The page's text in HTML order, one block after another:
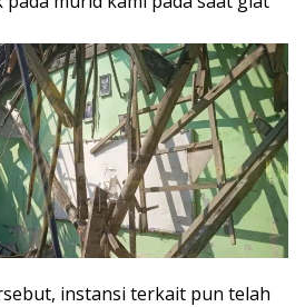
instansi terkait pun telah